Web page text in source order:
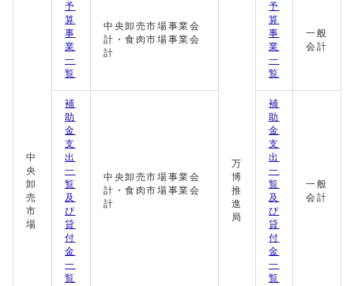
中
央
卸
売
市
場
予
算
事
業
一
覧
中央卸売市場事業会
計・食肉市場事業会
計
万
博
推
進
局
予
算
事
業
一
覧
一般
会計
補
助
金
支
出
一
覧
及
び
貸
付
金
一
覧
中央卸売市場事業会
計・食肉市場事業会
計
補
助
金
支
出
一
覧
及
び
貸
付
金
一
覧
一般
会計